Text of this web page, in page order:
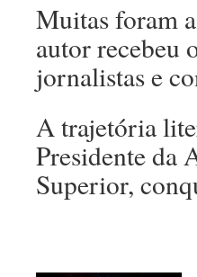
Muitas foram
autor recebeu
jornalistas e
A trajetória
Presidente da
Superior,